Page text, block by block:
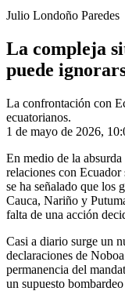
Julio Londoño Paredes
La compleja
puede
La confrontación con
ecuatorianos.
1 de mayo de 2026,
En medio de la
relaciones con
se ha señalado que los
Cauca, Nariño y
falta de una acción
Casi a diario surge un
declaraciones de
permanencia del
un supuesto